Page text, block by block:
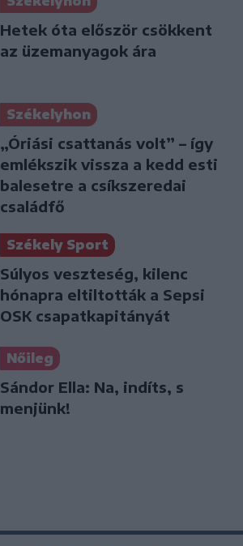
Hetek óta először csökkent
az üzemanyagok ára
Székelyhon
„Óriási csattanás volt” – így
emlékszik vissza a kedd esti
balesetre a csíkszeredai
családfő
Székely Sport
Súlyos veszteség, kilenc
hónapra eltiltották a Sepsi
OSK csapatkapitányát
Nőileg
Sándor Ella: Na, indíts, s
menjünk!